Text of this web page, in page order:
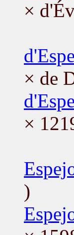
×
× de
×
)